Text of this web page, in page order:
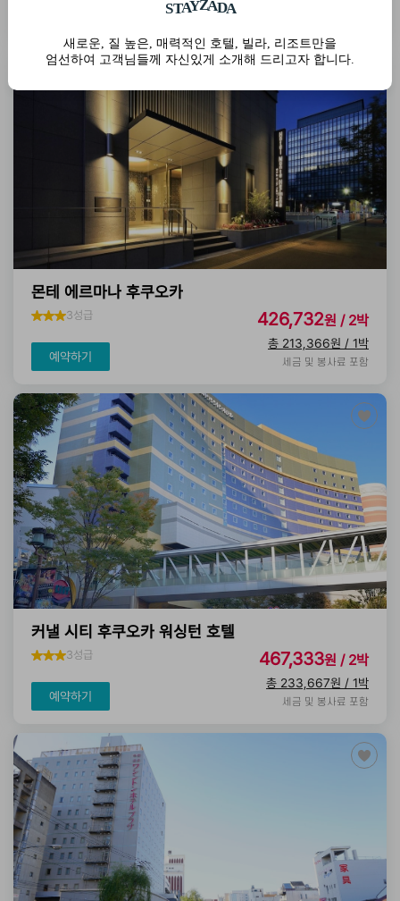
STAYZADA
새로운, 질 높은, 매력적인 호텔, 빌라, 리조트만을
엄선하여 고객님들께 자신있게 소개해 드리고자 합니다.
몬테 에르마나 후쿠오카
3성급
예약하기
426,732원 / 2박
총 213,366원 / 1박
세금 및 봉사료 포함
커낼 시티 후쿠오카 워싱턴 호텔
3성급
예약하기
467,333원 / 2박
총 233,667원 / 1박
세금 및 봉사료 포함